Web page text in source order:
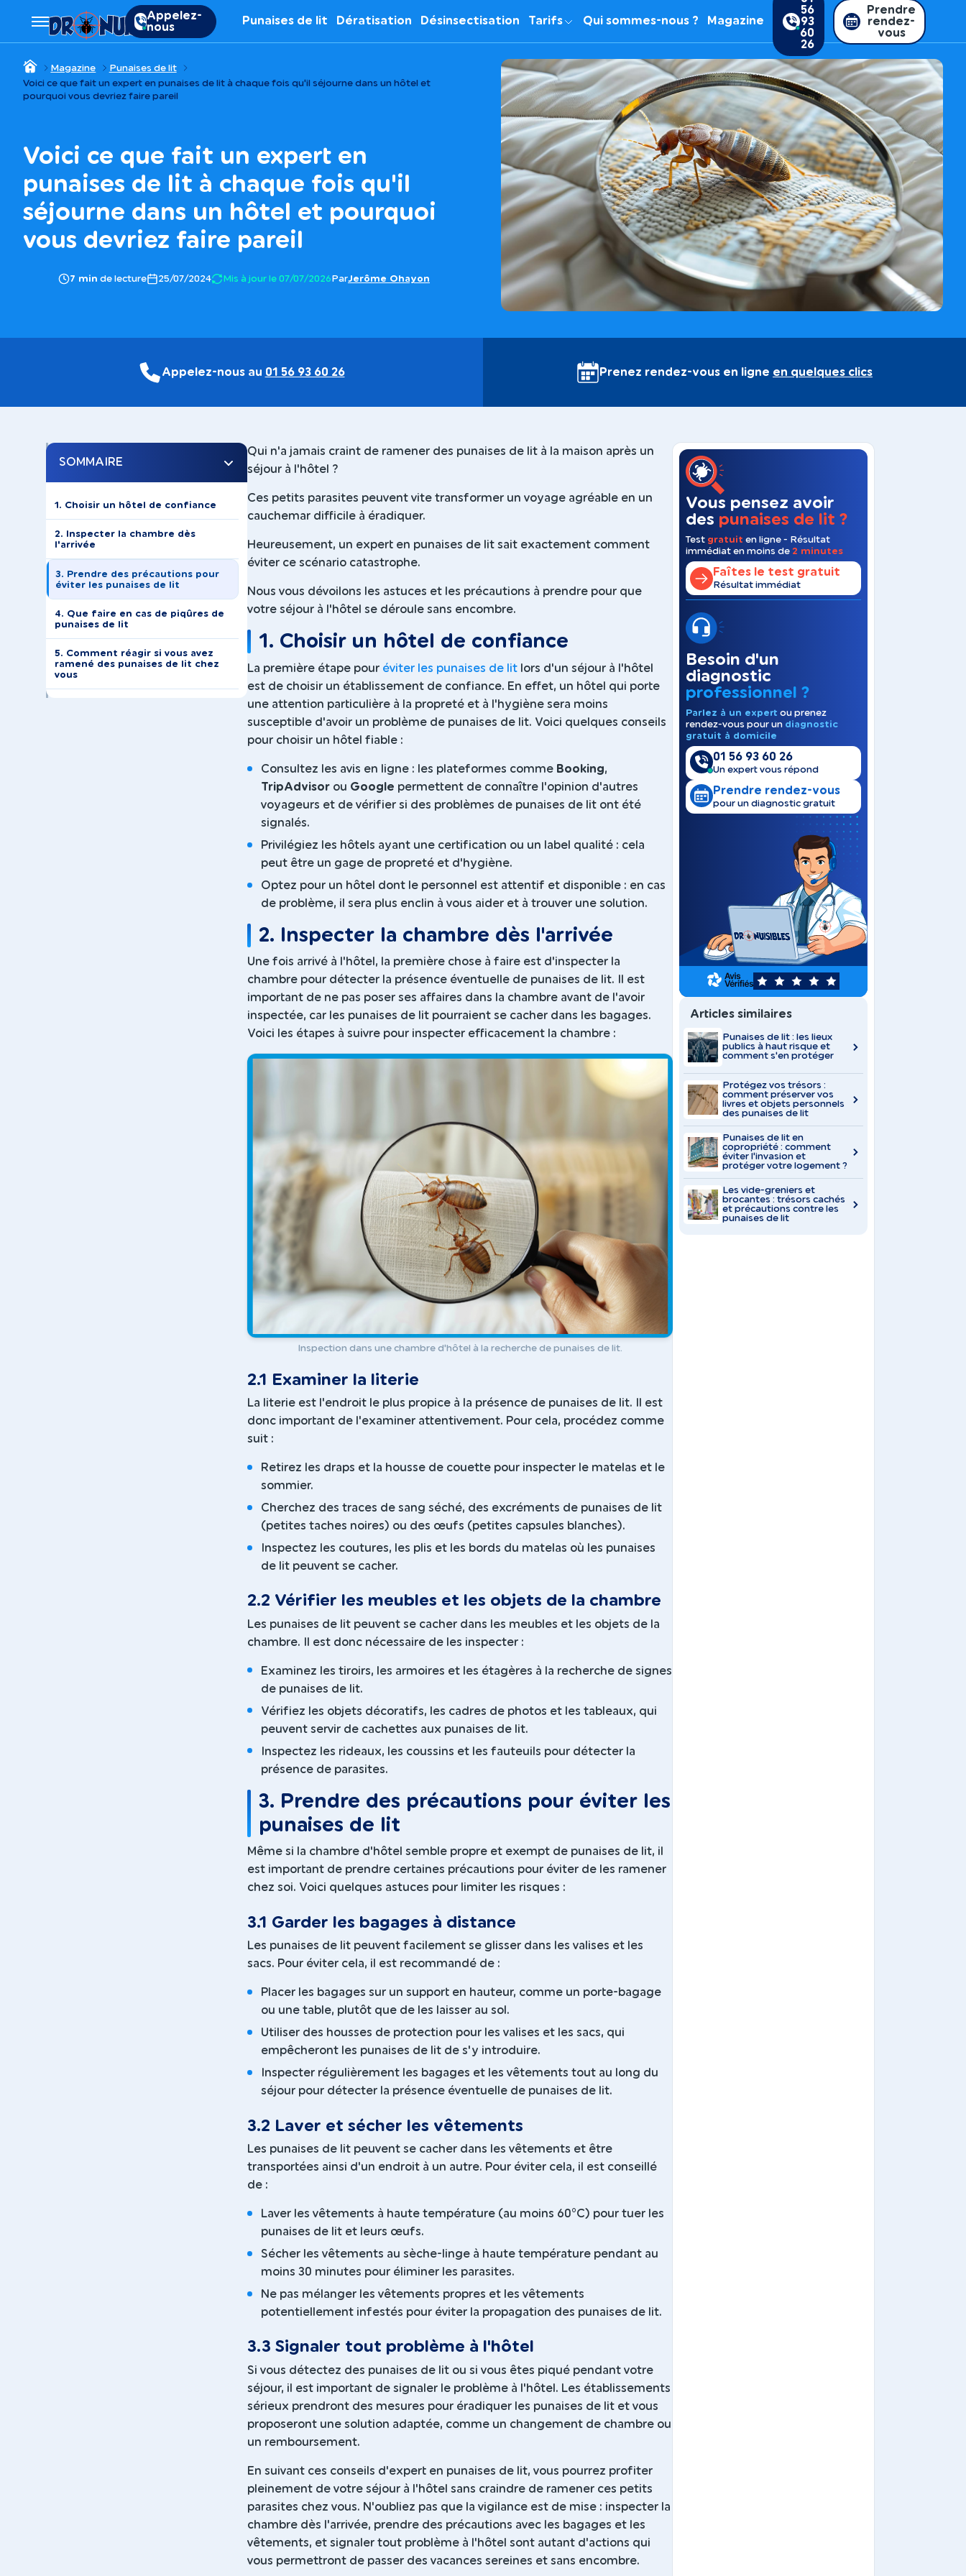
Appelez-
nous
Punaises de lit Dératisation Désinsectisation Tarifs Qui sommes-nous ? Magazine
56
93
60
26
Prendre
rendez-
vous
Magazine
Punaises de lit
Voici ce que fait un expert en punaises de lit à chaque fois qu'il séjourne dans un hôtel et
pourquoi vous devriez faire pareil
Voici ce que fait un expert en
punaises de lit à chaque fois qu'il
séjourne dans un hôtel et pourquoi
vous devriez faire pareil
7 min de lecture 25/07/2024 Mis à jour le 07/07/2026ParJerôme Ohayon
Appelez-nous au 01 56 93 60 26 Prenez rendez-vous en ligne en quelques clics
SOMMAIRE
1. Choisir un hôtel de confiance
2. Inspecter la chambre dès
l'arrivée
3. Prendre des précautions pour
éviter les punaises de lit
4. Que faire en cas de piqûres de
punaises de lit
5. Comment réagir si vous avez
ramené des punaises de lit chez
vous
Qui n'a jamais craint de ramener des punaises de lit à la maison après un
séjour à l'hôtel ?
Ces petits parasites peuvent vite transformer un voyage agréable en un
cauchemar difficile à éradiquer.
Heureusement, un expert en punaises de lit sait exactement comment
éviter ce scénario catastrophe.
Nous vous dévoilons les astuces et les précautions à prendre pour que
votre séjour à l'hôtel se déroule sans encombre.
1. Choisir un hôtel de confiance
La première étape pour éviter les punaises de lit lors d'un séjour à l'hôtel
est de choisir un établissement de confiance. En effet, un hôtel qui porte
une attention particulière à la propreté et à l'hygiène sera moins
susceptible d'avoir un problème de punaises de lit. Voici quelques conseils
pour choisir un hôtel fiable :
Consultez les avis en ligne : les plateformes comme Booking,
TripAdvisor ou Google permettent de connaître l'opinion d'autres
voyageurs et de vérifier si des problèmes de punaises de lit ont été
signalés.
Privilégiez les hôtels ayant une certification ou un label qualité : cela
peut être un gage de propreté et d'hygiène.
Optez pour un hôtel dont le personnel est attentif et disponible : en cas
de problème, il sera plus enclin à vous aider et à trouver une solution.
2. Inspecter la chambre dès l'arrivée
Une fois arrivé à l'hôtel, la première chose à faire est d'inspecter la
chambre pour détecter la présence éventuelle de punaises de lit. Il est
important de ne pas poser ses affaires dans la chambre avant de l'avoir
inspectée, car les punaises de lit pourraient se cacher dans les bagages.
Voici les étapes à suivre pour inspecter efficacement la chambre :
Inspection dans une chambre d'hôtel à la recherche de punaises de lit.
2.1 Examiner la literie
La literie est l'endroit le plus propice à la présence de punaises de lit. Il est
donc important de l'examiner attentivement. Pour cela, procédez comme
suit :
Retirez les draps et la housse de couette pour inspecter le matelas et le
sommier.
Cherchez des traces de sang séché, des excréments de punaises de lit
(petites taches noires) ou des œufs (petites capsules blanches).
Inspectez les coutures, les plis et les bords du matelas où les punaises
de lit peuvent se cacher.
2.2 Vérifier les meubles et les objets de la chambre
Les punaises de lit peuvent se cacher dans les meubles et les objets de la
chambre. Il est donc nécessaire de les inspecter :
Examinez les tiroirs, les armoires et les étagères à la recherche de signes
de punaises de lit.
Vérifiez les objets décoratifs, les cadres de photos et les tableaux, qui
peuvent servir de cachettes aux punaises de lit.
Inspectez les rideaux, les coussins et les fauteuils pour détecter la
présence de parasites.
3. Prendre des précautions pour éviter les
punaises de lit
Même si la chambre d'hôtel semble propre et exempt de punaises de lit, il
est important de prendre certaines précautions pour éviter de les ramener
chez soi. Voici quelques astuces pour limiter les risques :
3.1 Garder les bagages à distance
Les punaises de lit peuvent facilement se glisser dans les valises et les
sacs. Pour éviter cela, il est recommandé de :
Placer les bagages sur un support en hauteur, comme un porte-bagage
ou une table, plutôt que de les laisser au sol.
Utiliser des housses de protection pour les valises et les sacs, qui
empêcheront les punaises de lit de s'y introduire.
Inspecter régulièrement les bagages et les vêtements tout au long du
séjour pour détecter la présence éventuelle de punaises de lit.
3.2 Laver et sécher les vêtements
Les punaises de lit peuvent se cacher dans les vêtements et être
transportées ainsi d'un endroit à un autre. Pour éviter cela, il est conseillé
de :
Laver les vêtements à haute température (au moins 60°C) pour tuer les
punaises de lit et leurs œufs.
Sécher les vêtements au sèche-linge à haute température pendant au
moins 30 minutes pour éliminer les parasites.
Ne pas mélanger les vêtements propres et les vêtements
potentiellement infestés pour éviter la propagation des punaises de lit.
3.3 Signaler tout problème à l'hôtel
Si vous détectez des punaises de lit ou si vous êtes piqué pendant votre
séjour, il est important de signaler le problème à l'hôtel. Les établissements
sérieux prendront des mesures pour éradiquer les punaises de lit et vous
proposeront une solution adaptée, comme un changement de chambre ou
un remboursement.
En suivant ces conseils d'expert en punaises de lit, vous pourrez profiter
pleinement de votre séjour à l'hôtel sans craindre de ramener ces petits
parasites chez vous. N'oubliez pas que la vigilance est de mise : inspecter la
chambre dès l'arrivée, prendre des précautions avec les bagages et les
vêtements, et signaler tout problème à l'hôtel sont autant d'actions qui
vous permettront de passer des vacances sereines et sans encombre.
Vous pensez avoir
des punaises de lit ?
Test gratuit en ligne - Résultat
immédiat en moins de 2 minutes
Faîtes le test gratuit
Résultat immédiat
Besoin d'un
diagnostic
professionnel ?
Parlez à un expert ou prenez
rendez-vous pour un diagnostic
gratuit à domicile
01 56 93 60 26
Un expert vous répond
Prendre rendez-vous
pour un diagnostic gratuit
5
Articles similaires
Punaises de lit : les lieux
publics à haut risque et
comment s'en protéger
Protégez vos trésors :
comment préserver vos
livres et objets personnels
des punaises de lit
Punaises de lit en
copropriété : comment
éviter l'invasion et
protéger votre logement ?
Les vide-greniers et
brocantes : trésors cachés
et précautions contre les
punaises de lit